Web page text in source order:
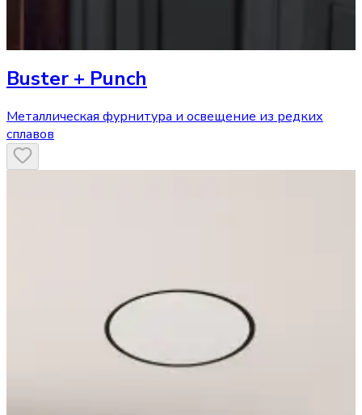
Buster + Punch
Металлическая фурнитура и освещение из редких
сплавов